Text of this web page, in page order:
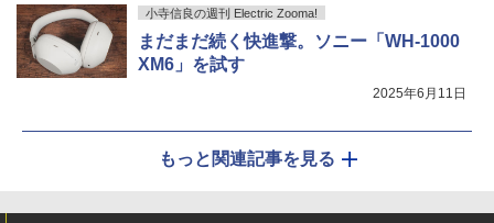
小寺信良の週刊 Electric Zooma!
まだまだ続く快進撃。ソニー「WH-1000
XM6」を試す
2025年6月11日
もっと関連記事を見る